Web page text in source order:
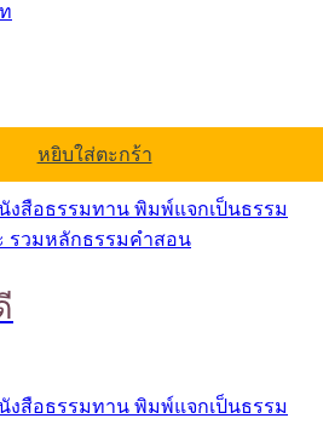
หยิบใส่ตะกร้า
งสือธรรมทาน พิมพ์แจกเป็นธรรม
รวมหลักธรรมคำสอน
งสือธรรมทาน พิมพ์แจกเป็นธรรม